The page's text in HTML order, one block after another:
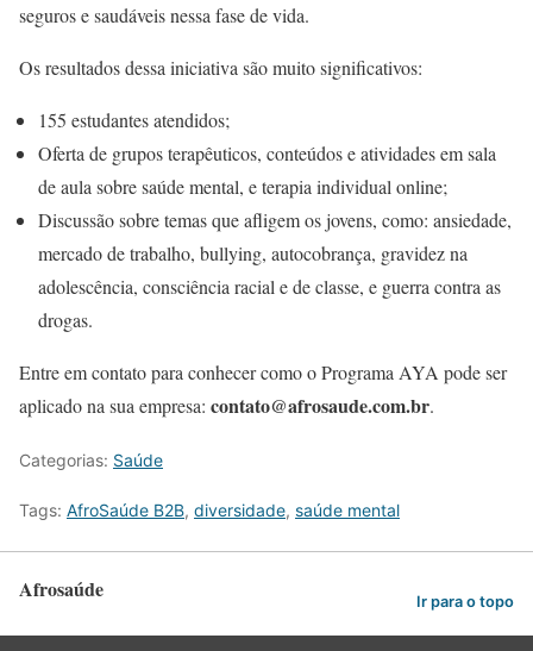
seguros e saudáveis nessa fase de vida.
Os resultados dessa iniciativa são muito significativos:
155 estudantes atendidos;
Oferta de grupos terapêuticos, conteúdos e atividades em sala
de aula sobre saúde mental, e terapia individual online;
Discussão sobre temas que afligem os jovens, como: ansiedade,
mercado de trabalho, bullying, autocobrança, gravidez na
adolescência, consciência racial e de classe, e guerra contra as
drogas.
Entre em contato para conhecer como o Programa AYA pode ser
aplicado na sua empresa: contato@afrosaude.com.br.
Categorias: Saúde
Tags: AfroSaúde B2B, diversidade, saúde mental
Afrosaúde Ir para o topo